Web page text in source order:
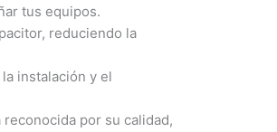
tus equipos.
reduciendo la
instalación y el
por su calidad,